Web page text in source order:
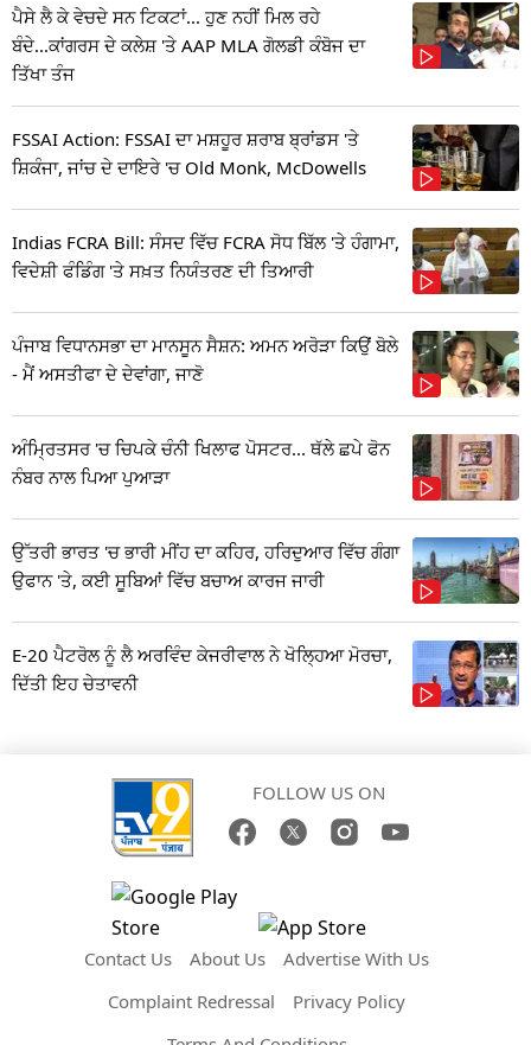
ਪੈਸੇ ਲੈ ਕੇ ਵੇਚਦੇ ਸਨ ਟਿਕਟਾਂ... ਹੁਣ ਨਹੀਂ ਮਿਲ ਰਹੇ
ਬੰਦੇ...ਕਾਂਗਰਸ ਦੇ ਕਲੇਸ਼ 'ਤੇ AAP MLA ਗੋਲਡੀ ਕੰਬੋਜ ਦਾ
ਤਿੱਖਾ ਤੰਜ
FSSAI Action: FSSAI ਦਾ ਮਸ਼ਹੂਰ ਸ਼ਰਾਬ ਬ੍ਰਾਂਡਸ 'ਤੇ
ਸ਼ਿਕੰਜਾ, ਜਾਂਚ ਦੇ ਦਾਇਰੇ 'ਚ Old Monk, McDowells
Indias FCRA Bill: ਸੰਸਦ ਵਿੱਚ FCRA ਸੋਧ ਬਿੱਲ 'ਤੇ ਹੰਗਾਮਾ,
ਵਿਦੇਸ਼ੀ ਫੰਡਿੰਗ 'ਤੇ ਸਖ਼ਤ ਨਿਯੰਤਰਣ ਦੀ ਤਿਆਰੀ
ਪੰਜਾਬ ਵਿਧਾਨਸਭਾ ਦਾ ਮਾਨਸੂਨ ਸੈਸ਼ਨ: ਅਮਨ ਅਰੋੜਾ ਕਿਉਂ ਬੋਲੇ
- ਮੈਂ ਅਸਤੀਫਾ ਦੇ ਦੇਵਾਂਗਾ, ਜਾਣੋ
ਅੰਮ੍ਰਿਤਸਰ 'ਚ ਚਿਪਕੇ ਚੰਨੀ ਖਿਲਾਫ ਪੋਸਟਰ... ਥੱਲੇ ਛਪੇ ਫੋਨ
ਨੰਬਰ ਨਾਲ ਪਿਆ ਪੁਆੜਾ
ਉੱਤਰੀ ਭਾਰਤ 'ਚ ਭਾਰੀ ਮੀਂਹ ਦਾ ਕਹਿਰ, ਹਰਿਦੁਆਰ ਵਿੱਚ ਗੰਗਾ
ਉਫਾਨ 'ਤੇ, ਕਈ ਸੂਬਿਆਂ ਵਿੱਚ ਬਚਾਅ ਕਾਰਜ ਜਾਰੀ
E-20 ਪੈਟਰੋਲ ਨੂੰ ਲੈ ਅਰਵਿੰਦ ਕੇਜਰੀਵਾਲ ਨੇ ਖੋਲ੍ਹਿਆ ਮੋਰਚਾ,
ਦਿੱਤੀ ਇਹ ਚੇਤਾਵਨੀ
FOLLOW US ON
Contact Us About Us
Advertise With Us
Complaint Redressal
Privacy Policy